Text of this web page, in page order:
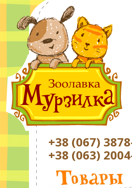
+38 (067)
+38 (063)